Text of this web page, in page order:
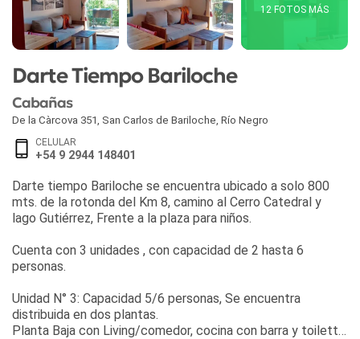
12 FOTOS MÁS
Darte Tiempo Bariloche
Cabañas
De la Càrcova 351 San Carlos de Bariloche Río Negro
CELULAR
+54 9 2944 148401
Darte tiempo Bariloche se encuentra ubicado a solo 800
mts. de la rotonda del Km 8, camino al Cerro Catedral y
lago Gutiérrez, Frente a la plaza para niños.
Cuenta con 3 unidades , con capacidad de 2 hasta 6
personas.
Unidad N° 3: Capacidad 5/6 personas, Se encuentra
distribuida en dos plantas.
Planta Baja con Living/comedor, cocina con barra y toilette